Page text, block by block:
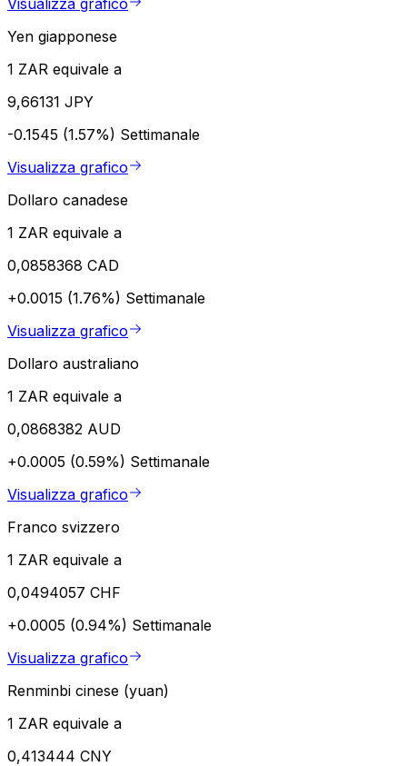
Yen giapponese
1 ZAR equivale a
9,66131 JPY
-0.1545 (1.57%) Settimanale
Visualizza grafico
Dollaro canadese
1 ZAR equivale a
0,0858368 CAD
+0.0015 (1.76%) Settimanale
Visualizza grafico
Dollaro australiano
1 ZAR equivale a
0,0868382 AUD
+0.0005 (0.59%) Settimanale
Visualizza grafico
Franco svizzero
1 ZAR equivale a
0,0494057 CHF
+0.0005 (0.94%) Settimanale
Visualizza grafico
Renminbi cinese (yuan)
1 ZAR equivale a
0,413444 CNY